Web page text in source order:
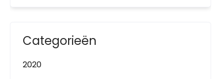
Categorieën
2020